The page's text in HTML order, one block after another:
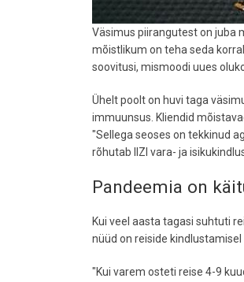
Väsimus piirangutest on juba
mõistlikum on teha seda
soovitusi, mismoodi uues
Ühelt poolt on huvi taga
immuunsus. Kliendid
"Sellega seoses on tekkinud
rõhutab IIZI vara- ja
Pandeemia on
Kui veel aasta tagasi suhtuti
nüüd on reiside
"Kui varem osteti reise 4-9